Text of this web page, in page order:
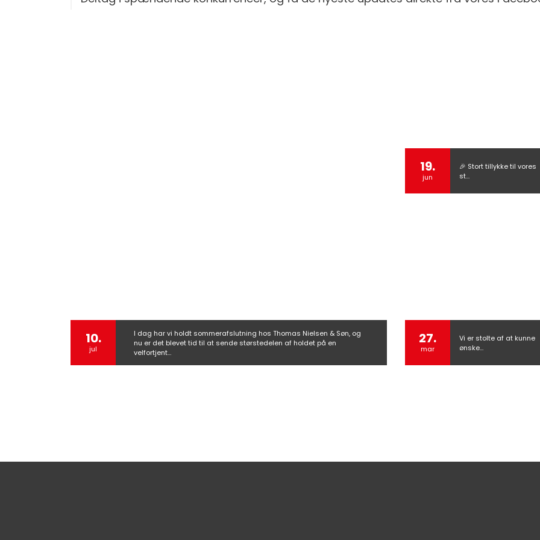
10.
jul
I dag har vi holdt sommerafslutning hos Thomas Nielsen & Søn, og
nu er det blevet tid til at sende størstedelen af holdet på en
velfortjent…
19.
jun
🎉 Stort tillykke til vores
st…
27.
mar
Vi er stolte af at kunne
ønske…